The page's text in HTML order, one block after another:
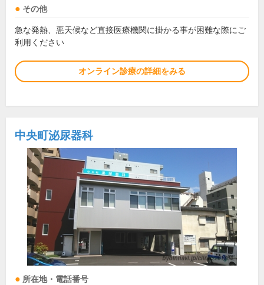
その他
急な発熱、悪天候など直接医療機関に掛かる事が困難な際にご
利用ください
オンライン診療の詳細をみる
中央町泌尿器科
所在地・電話番号